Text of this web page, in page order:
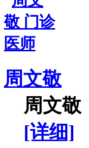
周文敬
周文敬
[详细]